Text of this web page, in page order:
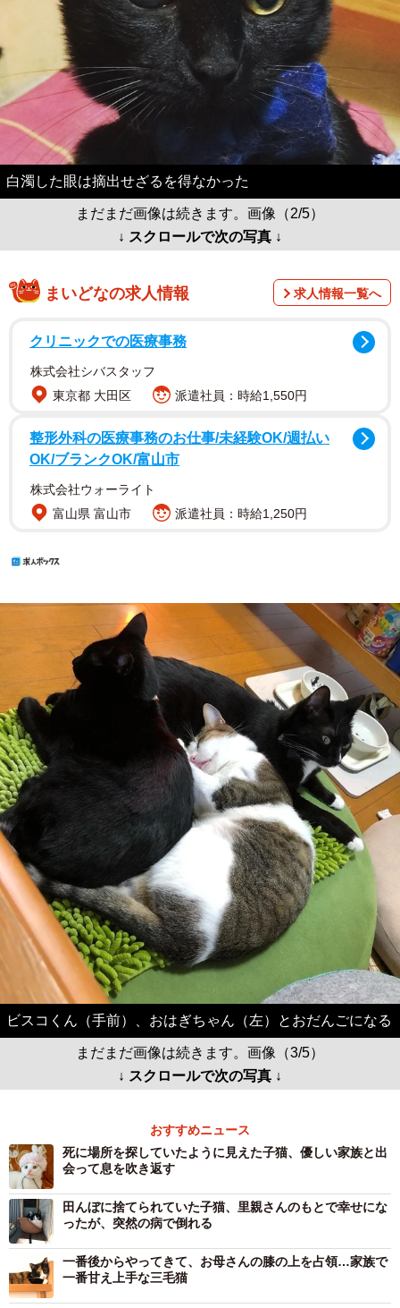
白濁した眼は摘出せざるを得なかった
まだまだ画像は続きます。画像（2/5）
↓ スクロールで次の写真 ↓
まいどなの求人情報 求人情報一覧へ
クリニックでの医療事務
株式会社シバスタッフ
東京都 大田区
派遣社員：時給1,550円
整形外科の医療事務のお仕事/未経験OK/週払い
OK/ブランクOK/富山市
株式会社ウォーライト
富山県 富山市
派遣社員：時給1,250円
ビスコくん（手前）、おはぎちゃん（左）とおだんごになる
まだまだ画像は続きます。画像（3/5）
↓ スクロールで次の写真 ↓
おすすめニュース
死に場所を探していたように見えた子猫、優しい家族と出
会って息を吹き返す
田んぼに捨てられていた子猫、里親さんのもとで幸せにな
ったが、突然の病で倒れる
一番後からやってきて、お母さんの膝の上を占領…家族で
一番甘え上手な三毛猫